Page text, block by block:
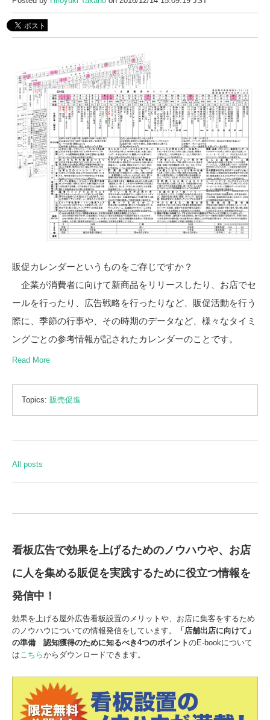
販促カレンダーというものをご存じですか？
企業が消費者に向けて新商品をリリースしたり、お店でセ
ールを行ったり、広告戦略を行ったりなど、販促活動を行う
際に、季節の行事や、その時期のデータなど、様々なタイミ
ングごとの参考情報が記されたカレンダーのことです。
Read More
Topics: 販売促進
All posts
看板広告で効果を上げるためのノウハウや、お店
に人を集める販促を実践するために役立つ情報を
発信中！
効果を上げる屋外広告看板設置のメリットや、お店に集客をするため
のノウハウについての情報発信をしています。
「店舗出店に向けて」
の準備 認知獲得のために知るべき4つのポイントのE-bookについて
はこちらからダウンロードできます。